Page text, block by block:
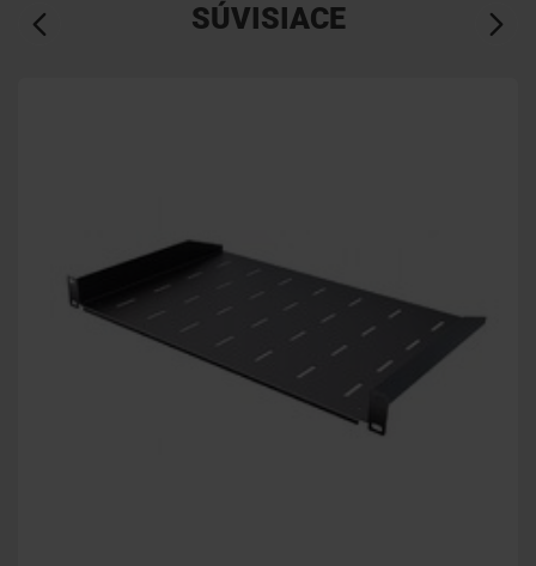
SÚVISIACE